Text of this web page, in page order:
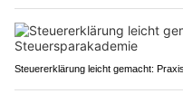
Steuererklärung leicht gemacht: